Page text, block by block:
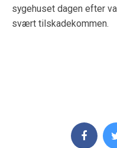
sygehuset dagen efter
svært tilskadekommen.